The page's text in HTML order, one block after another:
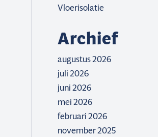
Vloerisolatie
Archief
augustus 2026
juli 2026
juni 2026
mei 2026
februari 2026
november 2025